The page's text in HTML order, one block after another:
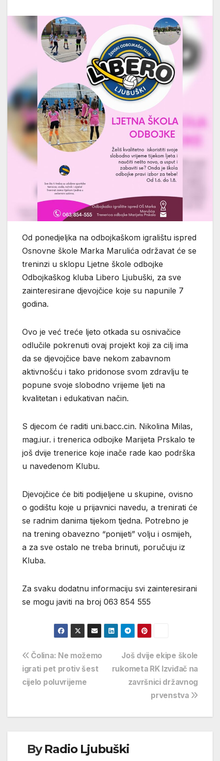
Od ponedjeljka na odbojkaškom igralištu ispred
Osnovne škole Marka Marulića održavat će se
treninzi u sklopu Ljetne škole odbojke
Odbojkaškog kluba Libero Ljubuški, za sve
zainteresirane djevojčice koje su napunile 7
godina.
Ovo je već treće ljeto otkada su osnivačice
odlučile pokrenuti ovaj projekt koji za cilj ima
da se djevojčice bave nekom zabavnom
aktivnošću i tako pridonose svom zdravlju te
popune svoje slobodno vrijeme ljeti na
kvalitetan i edukativan način.
S djecom će raditi uni.bacc.cin. Nikolina Milas,
mag.iur. i trenerica odbojke Marijeta Prskalo te
još dvije trenerice koje inače rade kao podrška
u navedenom Klubu.
Djevojčice će biti podijeljene u skupine, ovisno
o godištu koje u prijavnici navedu, a trenirati će
se radnim danima tijekom tjedna. Potrebno je
na trening obavezno “ponijeti” volju i osmijeh,
a za sve ostalo ne treba brinuti, poručuju iz
Kluba.
Za svaku dodatnu informaciju svi zainteresirani
se mogu javiti na broj 063 854 555
Navigacija
objava
Još dvije ekipe škole
rukometa RK Izviđač na
završnici državnog
prvenstva
Čolina: Ne možemo
igrati pet protiv šest
cijelo poluvrijeme
ByRadio Ljubuški